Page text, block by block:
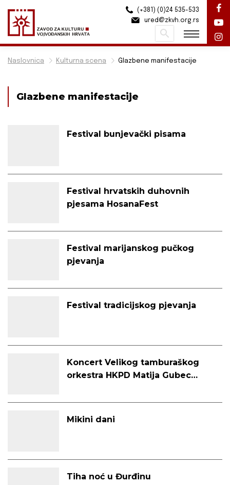
Naslovnica Kulturna scena Glazbene manifestacije
Glazbene manifestacije
Festival bunjevački pisama
Festival hrvatskih duhovnih
pjesama HosanaFest
Festival marijanskog pučkog
pjevanja
Festival tradicijskog pjevanja
Koncert Velikog tamburaškog
orkestra HKPD Matija Gubec
Mikini dani
Tiha noć u Đurđinu
(+381) (0)24 535-533
ured@zkvh.org.rs
Pretraži